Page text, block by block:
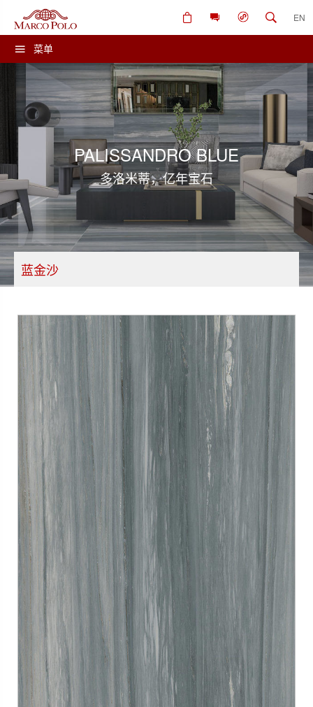
菜单
EN
PALISSANDRO BLUE
多洛米蒂，亿年宝石
蓝金沙